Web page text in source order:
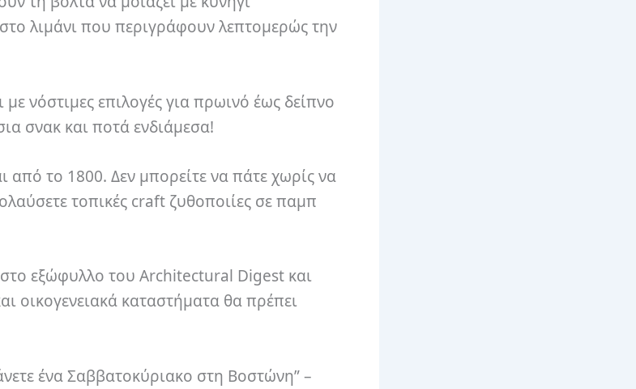
λιμάνι που περιγράφουν λεπτομερώς την
νόστιμες επιλογές για πρωινό έως δείπνο
σνακ και ποτά ενδιάμεσα!
από το 1800. Δεν μπορείτε να πάτε χωρίς να
τοπικές craft ζυθοποιίες σε παμπ
εξώφυλλο του Architectural Digest και
οικογενειακά καταστήματα θα πρέπει
ένα Σαββατοκύριακο στη Βοστώνη” –